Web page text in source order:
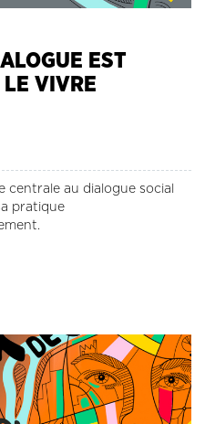
EST
LE VIVRE
centrale au dialogue social
pratique